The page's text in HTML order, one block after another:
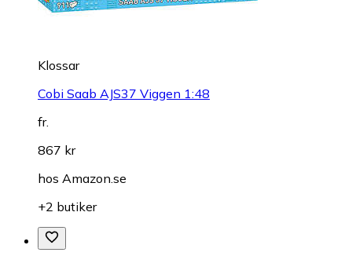
Klossar
Cobi Saab AJS37 Viggen 1:48
fr.
867 kr
hos Amazon.se
+2 butiker